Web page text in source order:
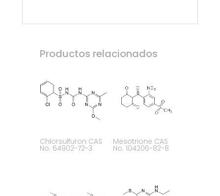
Productos relacionados
Chlorsulfuron CAS
No. 64902-72-3
Mesotrione CAS
No. 104206-82-8